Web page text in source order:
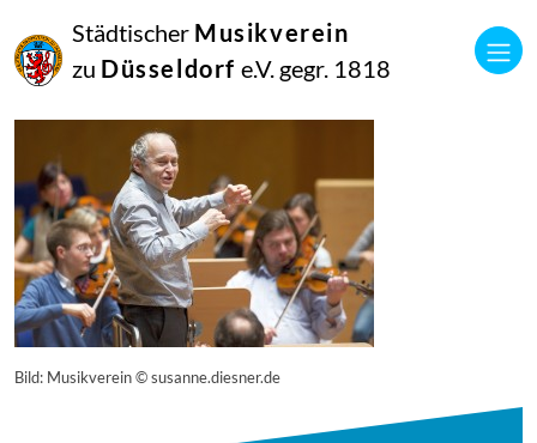
Städtischer Musikverein
zu Düsseldorf e.V. gegr. 1818
April
2015
Manfred Hill
Bild: Musikverein © susanne.diesner.de